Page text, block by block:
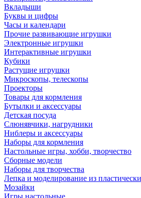
Вкладыши
Буквы и цифры
Часы и календари
Прочие развивающие игрушки
Электронные игрушки
Интерактивные игрушки
Кубики
Растущие игрушки
Микроскопы, телескопы
Проекторы
Товары для кормления
Бутылки и аксессуары
Детская посуда
Слюнявчики, нагрудники
Ниблеры и аксессуары
Наборы для кормления
Настольные игры, хобби, творчество
Сборные модели
Наборы для творчества
Лепка и моделирование из
Мозайки
Игры настольные